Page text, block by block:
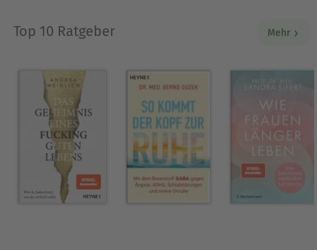
Top 10 Ratgeber Mehr